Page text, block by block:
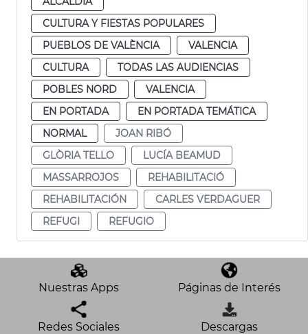
CULTURA Y FIESTAS POPULARES
PUEBLOS DE VALÈNCIA
VALENCIA
CULTURA
TODAS LAS AUDIENCIAS
POBLES NORD
VALENCIA
EN PORTADA
EN PORTADA TEMÁTICA
NORMAL
JOAN RIBÓ
GLÒRIA TELLO
LUCÍA BEAMUD
MASSARROJOS
REHABILITACIÓ
REHABILITACIÓN
CARLES VERDAGUER
REFUGI
REFUGIO
Nuestras Apps Páginas de Interés
Redes Sociales Descargas